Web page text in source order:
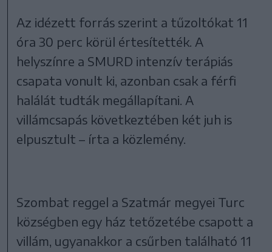
Az idézett forrás szerint a tűzoltókat 11
óra 30 perc körül értesítették. A
helyszínre a SMURD intenzív terápiás
csapata vonult ki, azonban csak a férfi
halálát tudták megállapítani. A
villámcsapás következtében két juh is
elpusztult – írta a közlemény.
Szombat reggel a Szatmár megyei Turc
községben egy ház tetőzetébe csapott a
villám, ugyanakkor a csűrben található 11